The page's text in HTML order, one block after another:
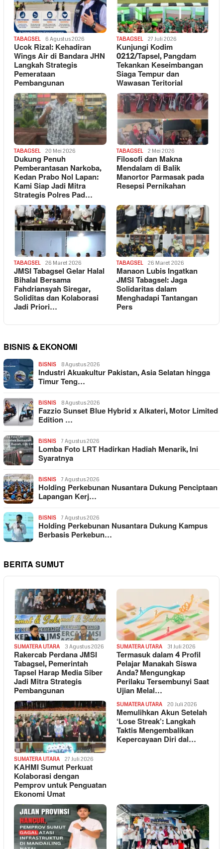
TABAGSEL 6 Agustus 2026
Ucok Rizal: Kehadiran
Wings Air di Bandara JHN
Langkah Strategis
Pemerataan
Pembangunan
TABAGSEL 27 Juli 2026
Kunjungi Kodim
0212/Tapsel, Pangdam
Tekankan Keseimbangan
Siaga Tempur dan
Wawasan Teritorial
TABAGSEL 20 Mei 2026
Dukung Penuh
Pemberantasan Narkoba,
Kedan Prabo Nol Lapan:
Kami Siap Jadi Mitra
Strategis Polres Pad…
TABAGSEL 2 Mei 2026
Filosofi dan Makna
Mendalam di Balik
Manortor Parmasak pada
Resepsi Pernikahan
TABAGSEL 26 Maret 2026
JMSI Tabagsel Gelar Halal
Bihalal Bersama
Fahdriansyah Siregar,
Soliditas dan Kolaborasi
Jadi Priori…
TABAGSEL 26 Maret 2026
Manaon Lubis Ingatkan
JMSI Tabagsel: Jaga
Solidaritas dalam
Menghadapi Tantangan
Pers
BISNIS & EKONOMI
BISNIS 8 Agustus 2026
Industri Akuakultur Pakistan, Asia Selatan hingga
Timur Teng…
BISNIS 8 Agustus 2026
Fazzio Sunset Blue Hybrid x Alkateri, Motor Limited
Edition …
BISNIS 7 Agustus 2026
Lomba Foto LRT Hadirkan Hadiah Menarik, Ini
Syaratnya
BISNIS 7 Agustus 2026
Holding Perkebunan Nusantara Dukung Penciptaan
Lapangan Kerj…
BISNIS 7 Agustus 2026
Holding Perkebunan Nusantara Dukung Kampus
Berbasis Perkebun…
BERITA SUMUT
SUMATERA UTARA 3 Agustus 2026
Rakercab Perdana JMSI
Tabagsel, Pemerintah
Tapsel Harap Media Siber
Jadi Mitra Strategis
Pembangunan
SUMATERA UTARA 31 Juli 2026
Termasuk dalam 4 Profil
Pelajar Manakah Siswa
Anda? Mengungkap
Perilaku Tersembunyi Saat
Ujian Melal…
SUMATERA UTARA 27 Juli 2026
KAHMI Sumut Perkuat
Kolaborasi dengan
Pemprov untuk Penguatan
Ekonomi Umat
SUMATERA UTARA 20 Juli 2026
Memulihkan Akun Setelah
‘Lose Streak’: Langkah
Taktis Mengembalikan
Kepercayaan Diri dal…